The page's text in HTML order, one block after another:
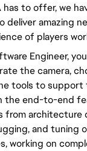
has to offer, we
deliver amazing
of players
Engineer,
the camera,
tools to
the end-to-end
from architecture
and tuning
working on